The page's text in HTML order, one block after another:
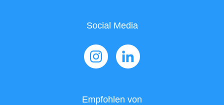
Social Media
Empfohlen von